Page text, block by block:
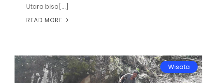
Utara bisa[...]
READ MORE
Wisata